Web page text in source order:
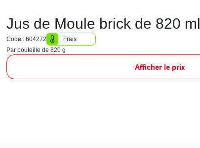
Jus de Moule brick de 820 ml
Code : 604272
Frais
Par bouteille de 820 g
Afficher le prix